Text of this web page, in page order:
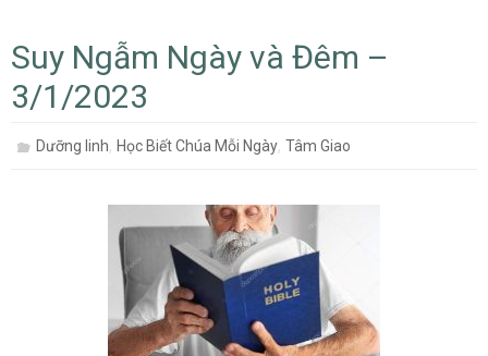
Suy Ngẫm Ngày và Đêm –
3/1/2023
Dưỡng linh,Học Biết Chúa Mỗi Ngày,Tâm Giao